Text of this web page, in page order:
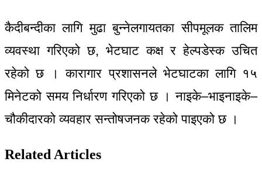
कैदीबन्दीका लागि मुढा बुन्नेलगायतका सीपमूलक तालिम
व्यवस्था गरिएको छ, भेटघाट कक्ष र हेल्पडेस्क उचित
रहेको छ । कारागार प्रशासनले भेटघाटका लागि १५
मिनेटको समय निर्धारण गरिएको छ । नाइके–भाइनाइके–
चौकीदारको व्यवहार सन्तोषजनक रहेको पाइएको छ ।
Related Articles